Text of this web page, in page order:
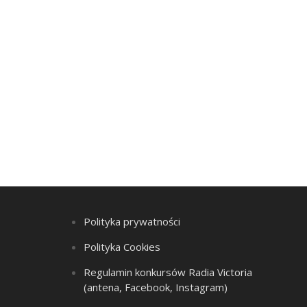
Polityka prywatności
Polityka Cookies
Regulamin konkursów Radia Victoria
(antena, Facebook, Instagram)